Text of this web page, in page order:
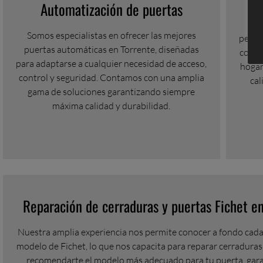
Automatización de puertas
Somos especialistas en ofrecer las mejores
puertas automáticas en Torrente, diseñadas
para adaptarse a cualquier necesidad de acceso,
control y seguridad. Contamos con una amplia
gama de soluciones garantizando siempre
máxima calidad y durabilidad.
Reparación de cerraduras y puertas Fichet
Nuestra amplia experiencia nos permite conocer a fondo
modelo de Fichet, lo que nos capacita para reparar
recomendarte el modelo más adecuado para tu puerta,